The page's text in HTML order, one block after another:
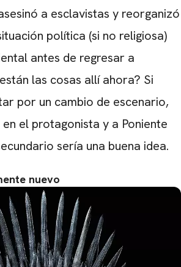
a esclavistas y reorganizó
política (si no religiosa)
antes de regresar a
las cosas allí ahora? Si
por un cambio de escenario,
el protagonista y a Poniente
sería una buena idea.
nuevo